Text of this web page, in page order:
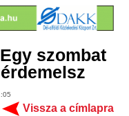
szombat
Vissza a címlapra